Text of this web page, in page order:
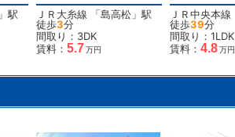
」駅
ＪＲ大糸線 「島高松 」駅
徒歩3分
間取り：3DK
賃料： 5.7万円
ＪＲ中央本線
徒歩39分
間取り：1LDK
賃料： 4.8万円